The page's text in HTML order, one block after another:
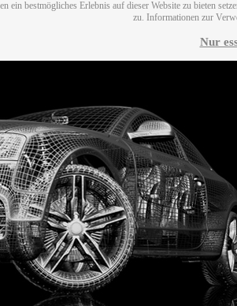
ein bestmögliches Erlebnis auf dieser Website zu bieten
zu. Informationen zur
Nur